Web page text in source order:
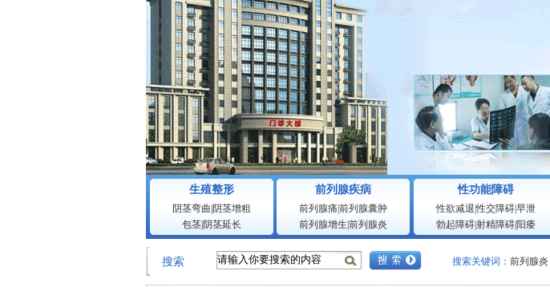
生殖整形
阴茎弯曲 阴茎增粗
包茎| 阴茎延长
前列腺疾病
前列腺痛 前列腺囊肿
前列腺增生 前列腺炎
性功能障碍
性欲减退 性交障碍|早泄
勃起障碍|射精障碍| 阳痿
搜索 搜索关键词： 前列腺炎